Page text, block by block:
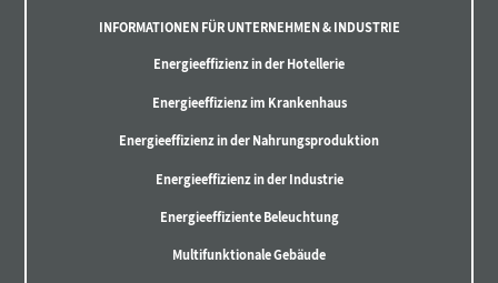
INFORMATIONEN FÜR UNTERNEHMEN & INDUSTRIE
Energieeffizienz in der Hotellerie
Energieeffizienz im Krankenhaus
Energieeffizienz in der Nahrungsproduktion
Energieeffizienz in der Industrie
Energieeffiziente Beleuchtung
Multifunktionale Gebäude